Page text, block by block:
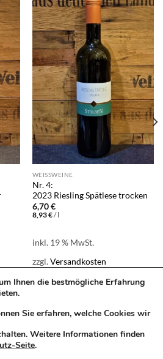
WEISSWEINE
Nr. 4:
2023 Riesling Spätlese trocken
6,70€
8,93€/l
inkl. 19 % MwSt.
zzgl.Versandkosten
Produkt enthält: 0,75l
Ihnen die bestmögliche Erfahrung
Sie erfahren, welche Cookies wir
Weitere Informationen finden
Seite.